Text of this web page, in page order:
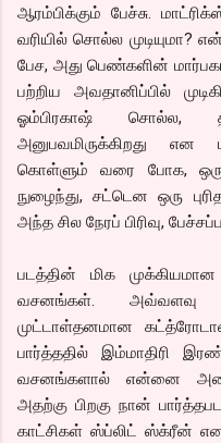
ஆரம்பிக்கும் பேச்சு.
வரியில் சொல்ல முடியுமா?
பேச, அது பெண்களின்
பற்றிய அவதானிப்பில்
ஓம்பிரகாஷ் சொல்ல,
அனுபவமிருக்கிறது
கொள்ளும் வரை போக,
நுழைந்து, சட்டென ஒரு
அந்த சில நேரப் பிரிவு,
படத்தின் மிக
வசனங்கள். அவ்வளவு
முட்டாள்தனமான
பார்த்ததில் இம்மாதிரி
வசனங்களால் என்னை
அதற்கு பிறகு நான்
காட்சிகள் ஸ்ப்லிட் ஸ்க்ரீன்